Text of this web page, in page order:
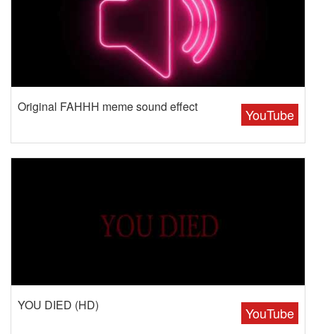
YouTube
Original FAHHH meme sound effect
YouTube
YOU DIED (HD)